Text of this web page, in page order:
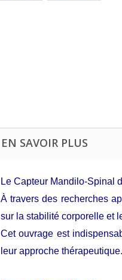
EN SAVOIR PLUS
Le Capteur Mandilo-Spinal
À travers des recherches
sur la stabilité corporelle et
Cet ouvrage est
leur approche thérapeutique.